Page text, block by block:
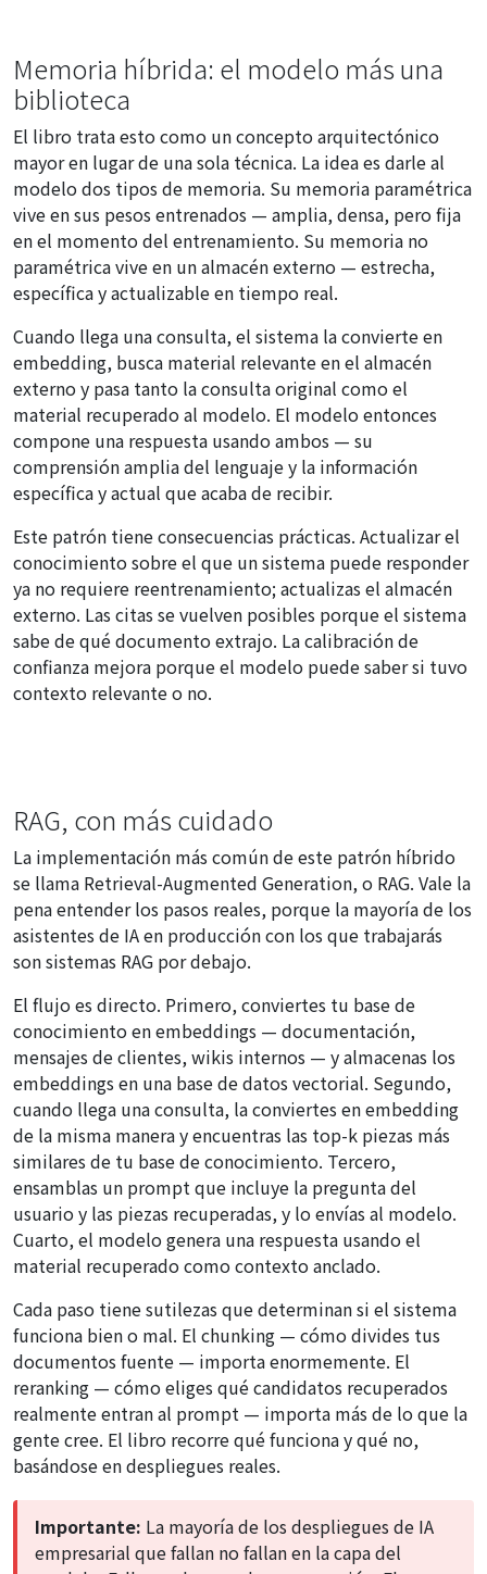
Memoria híbrida: el modelo más una
biblioteca
El libro trata esto como un concepto arquitectónico
mayor en lugar de una sola técnica. La idea es darle al
modelo dos tipos de memoria. Su memoria paramétrica
vive en sus pesos entrenados — amplia, densa, pero fija
en el momento del entrenamiento. Su memoria no
paramétrica vive en un almacén externo — estrecha,
específica y actualizable en tiempo real.
Cuando llega una consulta, el sistema la convierte en
embedding, busca material relevante en el almacén
externo y pasa tanto la consulta original como el
material recuperado al modelo. El modelo entonces
compone una respuesta usando ambos — su
comprensión amplia del lenguaje y la información
específica y actual que acaba de recibir.
Este patrón tiene consecuencias prácticas. Actualizar el
conocimiento sobre el que un sistema puede responder
ya no requiere reentrenamiento; actualizas el almacén
externo. Las citas se vuelven posibles porque el sistema
sabe de qué documento extrajo. La calibración de
confianza mejora porque el modelo puede saber si tuvo
contexto relevante o no.
RAG, con más cuidado
La implementación más común de este patrón híbrido
se llama Retrieval-Augmented Generation, o RAG. Vale la
pena entender los pasos reales, porque la mayoría de los
asistentes de IA en producción con los que trabajarás
son sistemas RAG por debajo.
El flujo es directo. Primero, conviertes tu base de
conocimiento en embeddings — documentación,
mensajes de clientes, wikis internos — y almacenas los
embeddings en una base de datos vectorial. Segundo,
cuando llega una consulta, la conviertes en embedding
de la misma manera y encuentras las top-k piezas más
similares de tu base de conocimiento. Tercero,
ensamblas un prompt que incluye la pregunta del
usuario y las piezas recuperadas, y lo envías al modelo.
Cuarto, el modelo genera una respuesta usando el
material recuperado como contexto anclado.
Cada paso tiene sutilezas que determinan si el sistema
funciona bien o mal. El chunking — cómo divides tus
documentos fuente — importa enormemente. El
reranking — cómo eliges qué candidatos recuperados
realmente entran al prompt — importa más de lo que la
gente cree. El libro recorre qué funciona y qué no,
basándose en despliegues reales.
Importante: La mayoría de los despliegues de IA
empresarial que fallan no fallan en la capa del